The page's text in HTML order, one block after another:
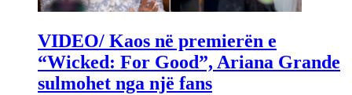
VIDEO/ Kaos në premierën e
“Wicked: For Good”, Ariana Grande
sulmohet nga një fans